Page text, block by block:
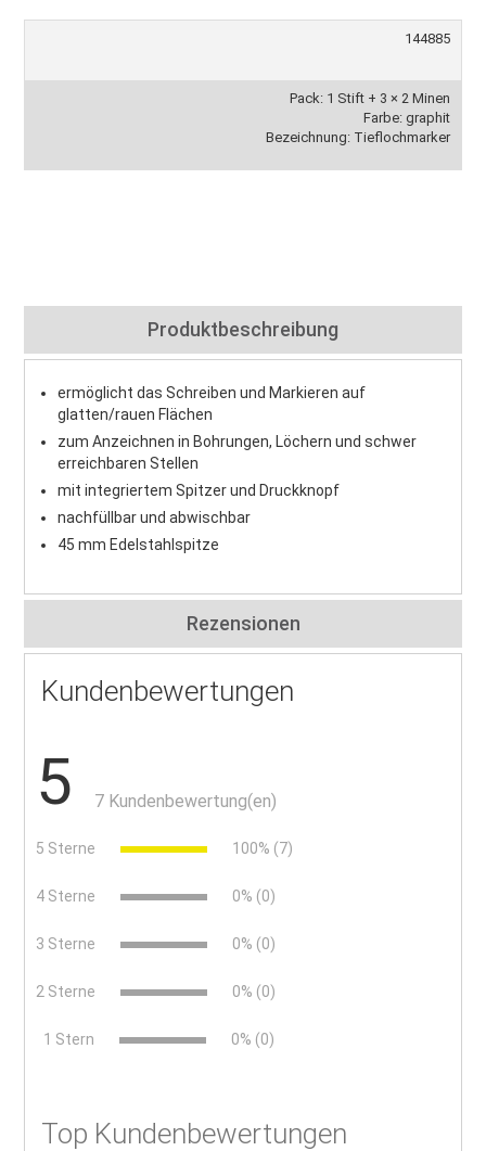
144885
Pack: 1 Stift + 3 × 2 Minen
Farbe: graphit
Bezeichnung: Tieflochmarker
Produktbeschreibung
ermöglicht das Schreiben und Markieren auf
glatten/rauen Flächen
zum Anzeichnen in Bohrungen, Löchern und schwer
erreichbaren Stellen
mit integriertem Spitzer und Druckknopf
nachfüllbar und abwischbar
45 mm Edelstahlspitze
Rezensionen
Kundenbewertungen
5 7 Kundenbewertung(en)
5 Sterne 100% (7)
4 Sterne 0% (0)
3 Sterne 0% (0)
2 Sterne 0% (0)
1 Stern 0% (0)
Top Kundenbewertungen